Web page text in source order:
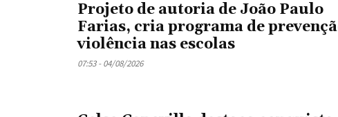
Projeto de autoria de João Paulo
Farias, cria programa de
violência nas escolas
07:53 - 04/08/2026